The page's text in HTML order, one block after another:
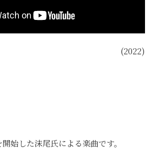
(2022)
始した沫尾氏による楽曲です。